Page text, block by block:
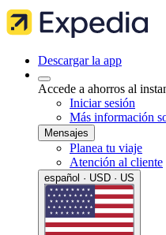
Descargar la app
Accede a ahorros al
Iniciar sesión
Más información
Mensajes
Planea tu viaje
Atención al cliente
español · USD · US